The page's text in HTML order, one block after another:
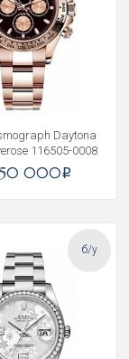
Daytona
116505-0008
000i
б/у